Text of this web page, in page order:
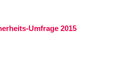
Umfrage 2015